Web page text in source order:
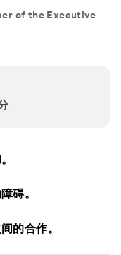
of the Executive
碍。
的合作。